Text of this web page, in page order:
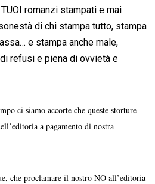
romanzi stampati e mai
di chi stampa tutto, stampa
e stampa anche male,
refusi e piena di ovvietà e
ci siamo accorte che queste storture
a pagamento di nostra
che proclamare il nostro NO all’editoria